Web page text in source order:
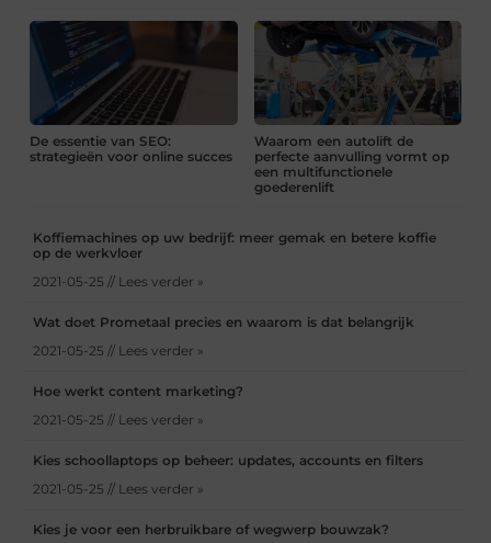
De essentie van SEO:
strategieën voor online succes
Waarom een autolift de
perfecte aanvulling vormt op
een multifunctionele
goederenlift
Koffiemachines op uw bedrijf: meer gemak en betere koffie
op de werkvloer
2021-05-25 // Lees verder »
Wat doet Prometaal precies en waarom is dat belangrijk
2021-05-25 // Lees verder »
Hoe werkt content marketing?
2021-05-25 // Lees verder »
Kies schoollaptops op beheer: updates, accounts en filters
2021-05-25 // Lees verder »
Kies je voor een herbruikbare of wegwerp bouwzak?